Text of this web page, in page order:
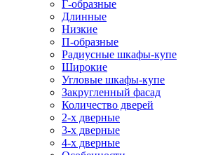
Г-образные
Длинные
Низкие
П-образные
Радиусные шкафы-купе
Широкие
Угловые шкафы-купе
Закругленный фасад
Количество дверей
2-х дверные
3-х дверные
4-х дверные